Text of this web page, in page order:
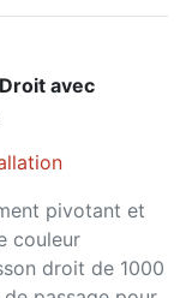
avec
pivotant et
couleur
droit de 1000